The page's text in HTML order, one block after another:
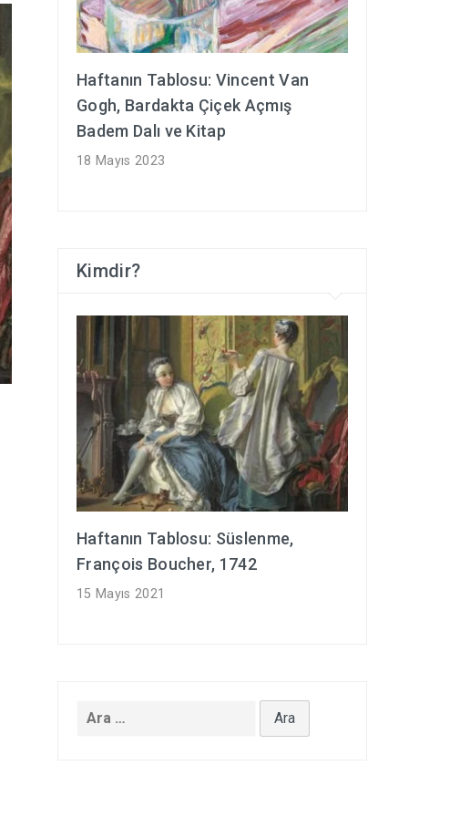
Haftanın Tablosu: Vincent Van
Gogh, Bardakta Çiçek Açmış
Badem Dalı ve Kitap
18 Mayıs 2023
Kimdir?
Haftanın Tablosu: Süslenme,
François Boucher, 1742
15 Mayıs 2021
Arama: